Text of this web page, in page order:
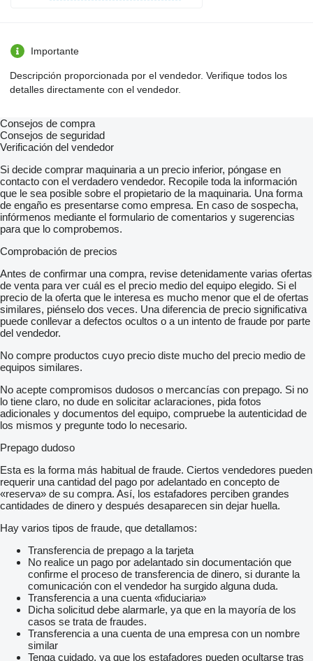
Importante
Descripción proporcionada por el vendedor. Verifique todos los
detalles directamente con el vendedor.
Consejos de compra
Consejos de seguridad
Verificación del vendedor
Si decide comprar maquinaria a un precio inferior, póngase en
contacto con el verdadero vendedor. Recopile toda la información
que le sea posible sobre el propietario de la maquinaria. Una forma
de engaño es presentarse como empresa. En caso de sospecha,
infórmenos mediante el formulario de comentarios y sugerencias
para que lo comprobemos.
Comprobación de precios
Antes de confirmar una compra, revise detenidamente varias ofertas
de venta para ver cuál es el precio medio del equipo elegido. Si el
precio de la oferta que le interesa es mucho menor que el de ofertas
similares, piénselo dos veces. Una diferencia de precio significativa
puede conllevar a defectos ocultos o a un intento de fraude por parte
del vendedor.
No compre productos cuyo precio diste mucho del precio medio de
equipos similares.
No acepte compromisos dudosos o mercancías con prepago. Si no
lo tiene claro, no dude en solicitar aclaraciones, pida fotos
adicionales y documentos del equipo, compruebe la autenticidad de
los mismos y pregunte todo lo necesario.
Prepago dudoso
Esta es la forma más habitual de fraude. Ciertos vendedores pueden
requerir una cantidad del pago por adelantado en concepto de
«reserva» de su compra. Así, los estafadores perciben grandes
cantidades de dinero y después desaparecen sin dejar huella.
Hay varios tipos de fraude, que detallamos:
Transferencia de prepago a la tarjeta
No realice un pago por adelantado sin documentación que
confirme el proceso de transferencia de dinero, si durante la
comunicación con el vendedor ha surgido alguna duda.
Transferencia a una cuenta «fiduciaria»
Dicha solicitud debe alarmarle, ya que en la mayoría de los
casos se trata de fraudes.
Transferencia a una cuenta de una empresa con un nombre
similar
Tenga cuidado, ya que los estafadores pueden ocultarse tras